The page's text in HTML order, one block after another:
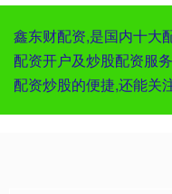
鑫东财配资,是国内十大
配资开户及炒股配资服
配资炒股的便捷,还能关